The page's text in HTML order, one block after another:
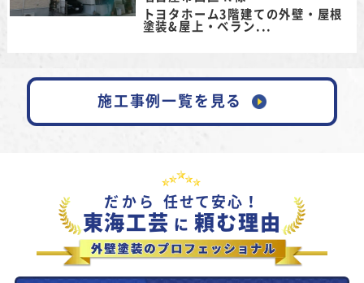
トヨタホーム3階建ての外壁・屋根
塗装&屋上・ベラン...
施工事例一覧を見る
だから 任せて安心！
東海工芸 に 頼む理由